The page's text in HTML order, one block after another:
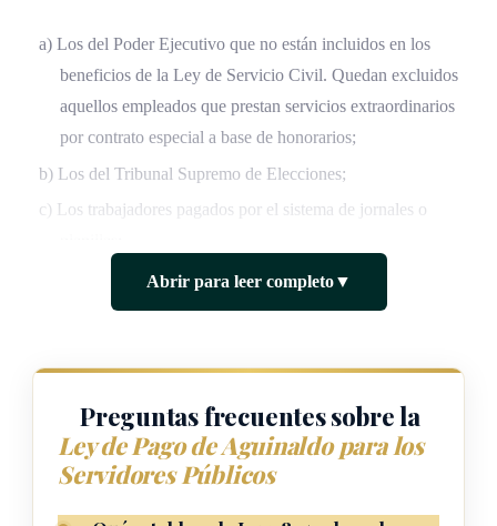
a) Los del Poder Ejecutivo que no están incluidos en los
beneficios de la Ley de Servicio Civil. Quedan excluidos
aquellos empleados que prestan servicios extraordinarios
por contrato especial a base de honorarios;
b) Los del Tribunal Supremo de Elecciones;
c) Los trabajadores pagados por el sistema de jornales o
d) Los empleados y funcionarios de la Asamblea Legislativa
Contraloría General de la República;
(Así reformado por el artículo 1° del decreto ejecutivo N°
4271 del 16 de diciembre de 1968)
Abrir para leer completo▼
Preguntas frecuentes sobre la
Ley de Pago de Aguinaldo para los
Servidores Públicos